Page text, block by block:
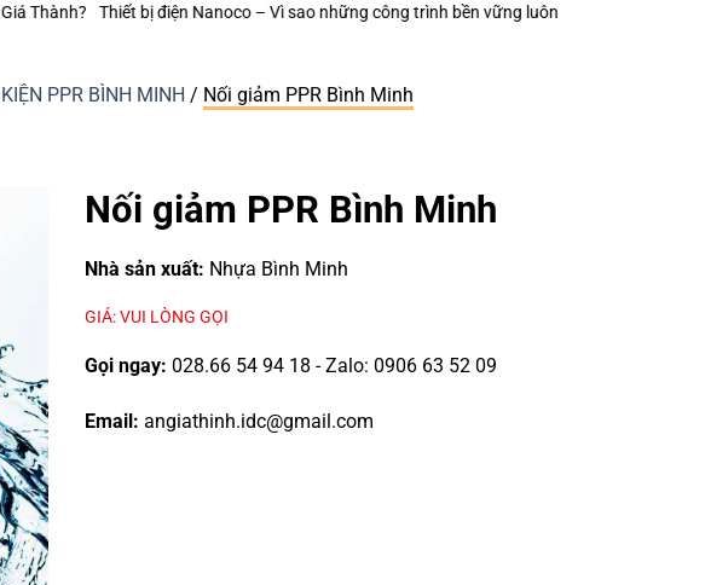
Vì sao những công trình bền vững luôn chú trọng từng thiết bị điện nhỏ?
PPR BÌNH MINH / Nối giảm PPR Bình Minh
Nối giảm PPR Bình Minh
Nhà sản xuất: Nhựa Bình Minh
GIÁ: VUI LÒNG GỌI
Gọi ngay: 028.66 54 94 18 - Zalo: 0906 63 52 09
Email: angiathinh.idc@gmail.com